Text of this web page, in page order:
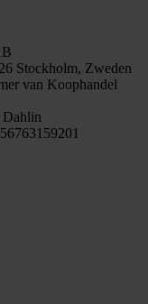
Stockholm, Zweden
van Koophandel
Dahlin